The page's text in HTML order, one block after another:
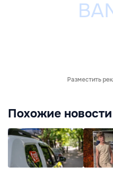
Разместить
Похожие новости